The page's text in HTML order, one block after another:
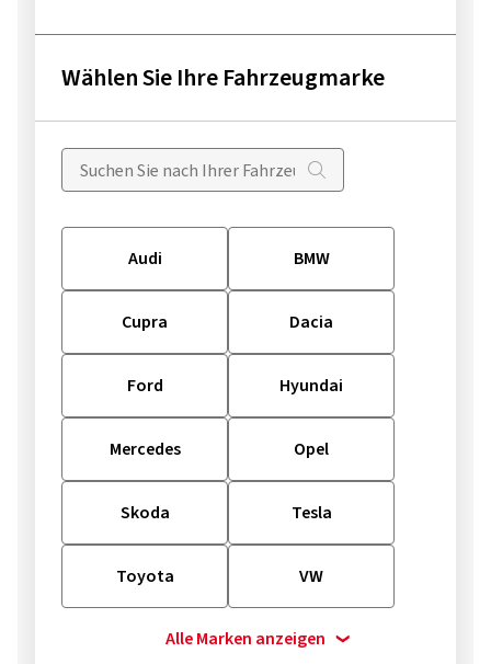
Wählen Sie Ihre Fahrzeugmarke
Audi BMW
Cupra Dacia
Ford Hyundai
Mercedes Opel
Skoda Tesla
Toyota VW
Alle Marken anzeigen